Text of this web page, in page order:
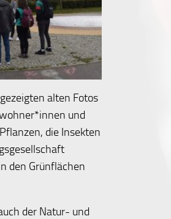
Parkmanager Uwe Barthel (3.v.l.) spricht über die Arbeit des Parkmanagements im Regine-Hildebrandt-Park gleich neben dem Eingang zum Boulevard.
alten Fotos
und
die Insekten
den Grünflächen
der Natur- und